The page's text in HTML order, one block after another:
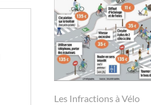
Les Infractions à Vélo